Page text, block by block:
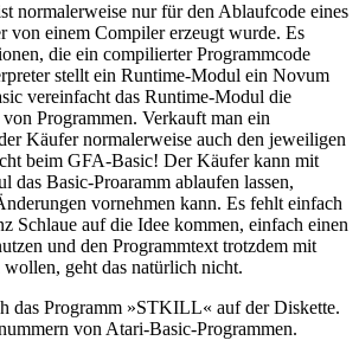
normalerweise nur für den Ablaufcode eines
von einem Compiler erzeugt wurde. Es
die ein compilierter Programmcode
stellt ein Runtime-Modul ein Novum
vereinfacht das Runtime-Modul die
Programmen. Verkauft man ein
Käufer normalerweise auch den jeweiligen
beim GFA-Basic! Der Käufer kann mit
das Basic-Proaramm ablaufen lassen,
vornehmen kann. Es fehlt einfach
Schlaue auf die Idee kommen, einfach einen
und den Programmtext trotzdem mit
geht das natürlich nicht.
das Programm »STKILL« auf der Diskette.
von Atari-Basic-Programmen.